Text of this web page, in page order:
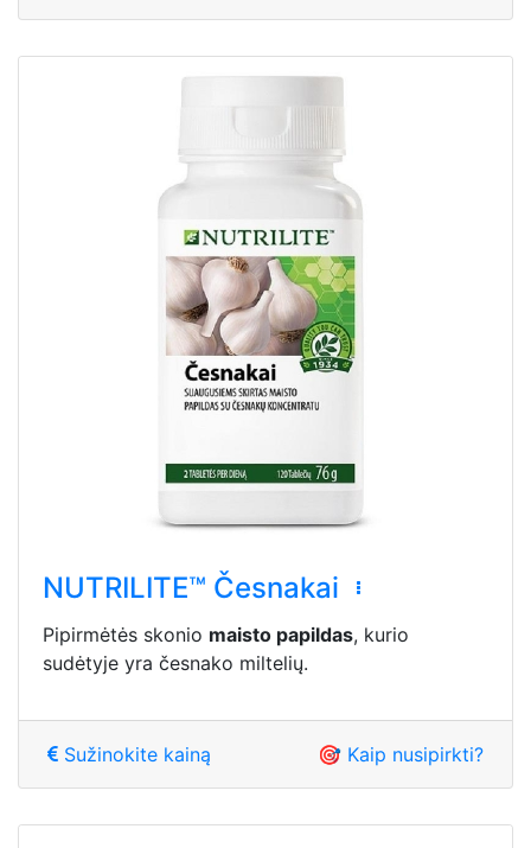
NUTRILITE™ Česnakai
Pipirmėtės skonio maisto papildas, kurio
sudėtyje yra česnako miltelių.
Sužinokite kainą 🎯 Kaip nusipirkti?